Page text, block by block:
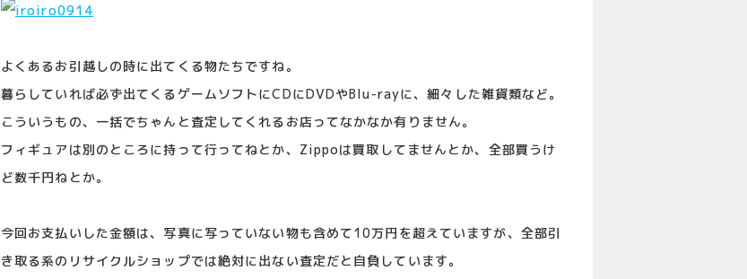
よくあるお引越しの時に出てくる物たちですね。
暮らしていれば必ず出てくるゲームソフトにCDにDVDやBlu-rayに、細々した雑貨類など。
こういうもの、一括でちゃんと査定してくれるお店ってなかなか有りません。
フィギュアは別のところに持って行ってねとか、Zippoは買取してませんとか、全部買うけ
ど数千円ねとか。
今回お支払いした金額は、写真に写っていない物も含めて10万円を超えていますが、全部引
き取る系のリサイクルショップでは絶対に出ない査定だと自負しています。